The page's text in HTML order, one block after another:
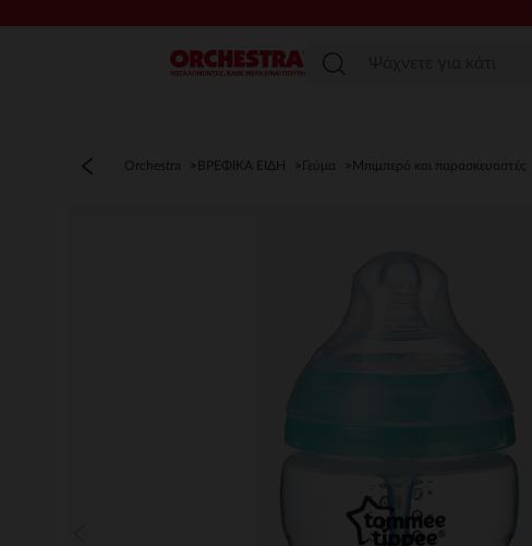
Μενού
Orchestra ΒΡΕΦΙΚΑ ΕΙΔΗ Γεύμα Μπιμπερό και παρασκευαστές